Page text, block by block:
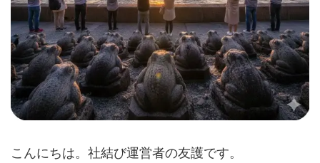
こんにちは。社結び運営者の友護です。